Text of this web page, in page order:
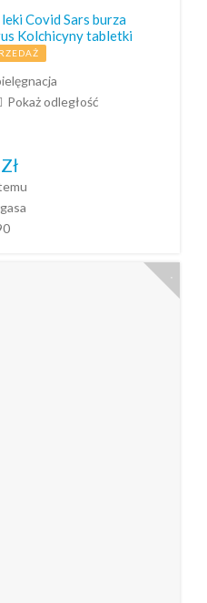
Covid Sars burza
Kolchicyny tabletki
Pokaż odległość
Zł